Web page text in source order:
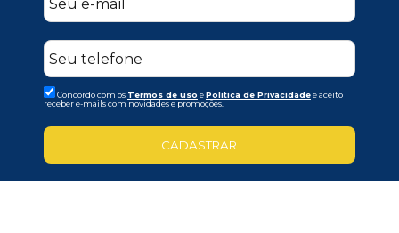
Concordo com os Termos de uso ePolitica de Privacidadee aceito
receber e-mails com novidades e promoções.
CADASTRAR